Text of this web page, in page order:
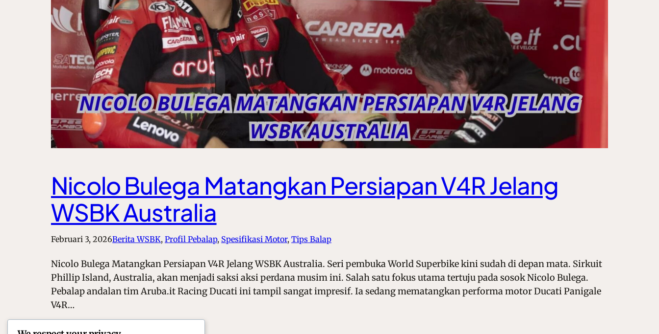
Nicolo Bulega Matangkan Persiapan V4R Jelang
WSBK Australia
Februari 3, 2026Berita WSBK, Profil Pebalap, Spesifikasi Motor, Tips Balap
Nicolo Bulega Matangkan Persiapan V4R Jelang WSBK Australia. Seri pembuka World Superbike kini sudah di depan mata. Sirkuit
Phillip Island, Australia, akan menjadi saksi aksi perdana musim ini. Salah satu fokus utama tertuju pada sosok Nicolo Bulega.
Pebalap andalan tim Aruba.it Racing Ducati ini tampil sangat impresif. Ia sedang mematangkan performa motor Ducati Panigale
V4R…